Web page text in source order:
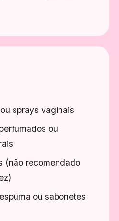
sprays vaginais
ou
(não recomendado
ou sabonetes